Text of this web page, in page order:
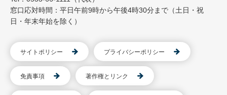
窓口応対時間：平日午前9時から午後4時30分まで（土日・祝
日・年末年始を除く）
サイトポリシー プライバシーポリシー
免責事項 著作権とリンク